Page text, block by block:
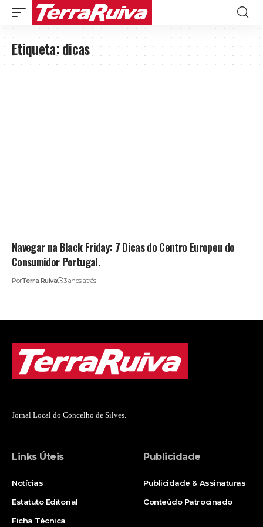
Etiqueta:dicas
Navegar na Black Friday: 7 Dicas do Centro Europeu do
Consumidor Portugal.
PorTerra Ruiva 3 anos atrás
Jornal Local do Concelho de Silves.
Links Úteis
Notícias
Estatuto Editorial
Ficha Técnica
Publicidade
Publicidade & Assinaturas
Conteúdo Patrocinado